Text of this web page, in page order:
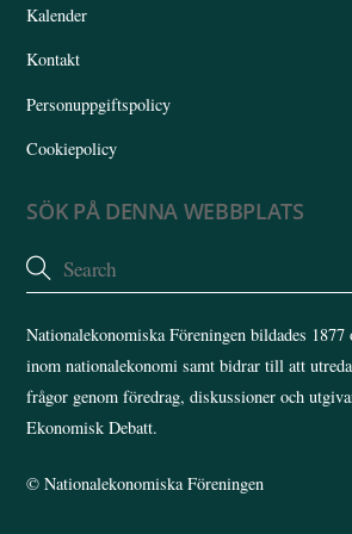
Kalender
Kontakt
Personuppgiftspolicy
Cookiepolicy
SÖK PÅ DENNA WEBBPLATS
Nationalekonomiska Föreningen bildades
inom nationalekonomi samt bidrar till att
frågor genom föredrag, diskussioner och
Ekonomisk Debatt.
©Nationalekonomiska Föreningen